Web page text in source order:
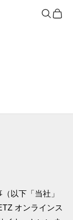
検索カート
以下「当社」
オンラインス